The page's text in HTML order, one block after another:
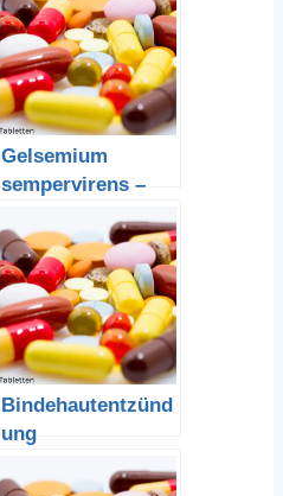
Gelsemium
sempervirens –
Bindehautentzünd
ung